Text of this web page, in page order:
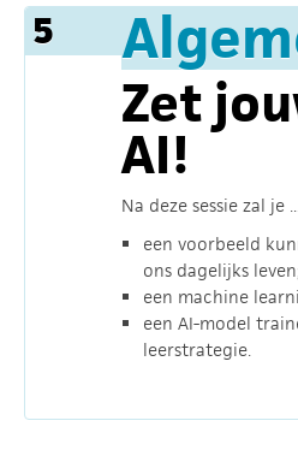
5
Zet
AI!
Na deze sessie zal je
een voorbeeld
ons dagelijks
een machine
een AI-model
leerstrategie.